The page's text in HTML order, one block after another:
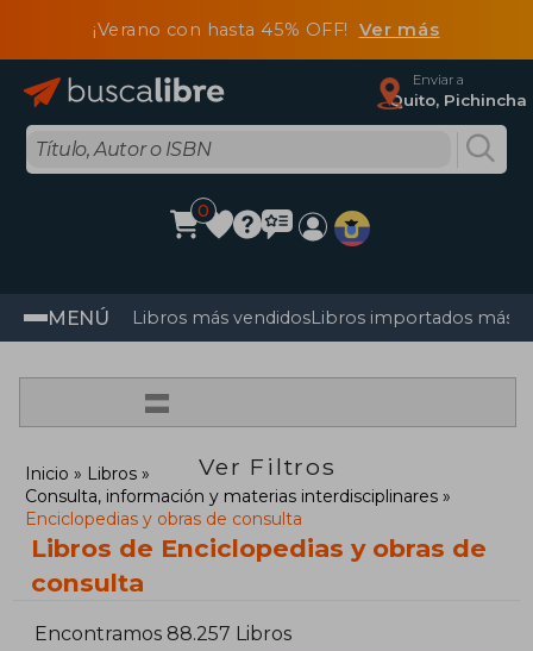
¡Verano con hasta 45% OFF! Ver más
Enviar a
Quito, Pichincha
0
MENÚ Libros más vendidosLibros importados más
=
Ver Filtros
Inicio
Libros
Consulta, información y materias interdisciplinares
Enciclopedias y obras de consulta
Libros de Enciclopedias y obras de
consulta
Encontramos 88.257 Libros